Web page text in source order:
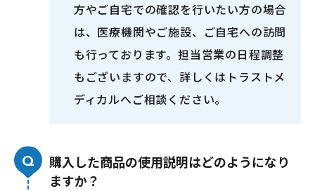
方やご自宅での確認を行いたい方の場合
は、医療機関やご施設、ご自宅への訪問
も行っております。担当営業の日程調整
もございますので、詳しくはトラストメ
ディカルへご相談ください。
購入した商品の使用説明はどのようになり
ますか？